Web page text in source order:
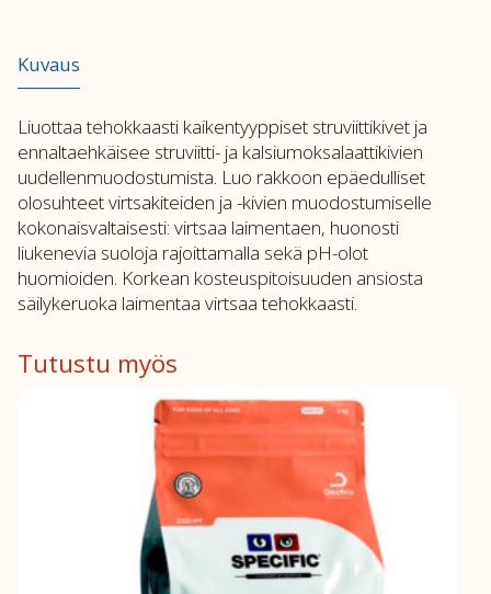
gravy
12x100g
määrä
Kuvaus
Liuottaa tehokkaasti kaikentyyppiset struviittikivet ja
ennaltaehkäisee struviitti- ja kalsiumoksalaattikivien
uudellenmuodostumista. Luo rakkoon epäedulliset
olosuhteet virtsakiteiden ja -kivien muodostumiselle
kokonaisvaltaisesti: virtsaa laimentaen, huonosti
liukenevia suoloja rajoittamalla sekä pH-olot
huomioiden. Korkean kosteuspitoisuuden ansiosta
säilykeruoka laimentaa virtsaa tehokkaasti.
Tutustu myös